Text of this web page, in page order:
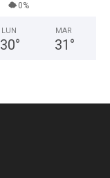
0%
LUN
30°
MAR
31 °